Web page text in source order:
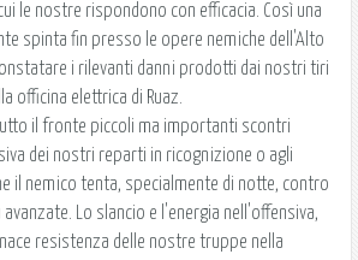
le nostre rispondono con efficacia. Così una
spinta fin presso le opere nemiche dell'Alto
i rilevanti danni prodotti dai nostri tiri
officina elettrica di Ruaz.
il fronte piccoli ma importanti scontri
dei nostri reparti in ricognizione o agli
il nemico tenta, specialmente di notte, contro
Lo slancio e l'energia nell'offensiva,
resistenza delle nostre truppe nella